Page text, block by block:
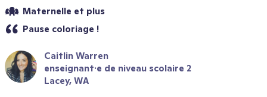
Maternelle et plus
Pause coloriage !
Caitlin Warren
enseignant·e de niveau scolaire 2
Lacey, WA